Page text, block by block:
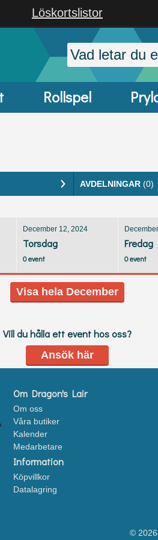
Löskortslistor
Rollspel
AVDELNINGAR (0)
December 12, 2024
Torsdag
0 event
Fredag
0 event
Visa hela December
Vill du hålla ett event hos oss?
Ansök här
Om Dragon's Lair
Om oss
Våra butiker
Kalender
Medarbetare
Information
Köpvillkor
Datalagring
©